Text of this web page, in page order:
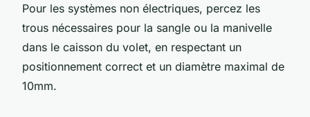
Pour les systèmes non électriques, percez les
trous nécessaires pour la sangle ou la manivelle
dans le caisson du volet, en respectant un
positionnement correct et un diamètre maximal de
10mm.